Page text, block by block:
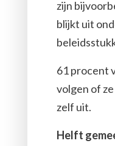
zijn
blijkt uit
61 procent
volgen of
zelf uit.
Helft